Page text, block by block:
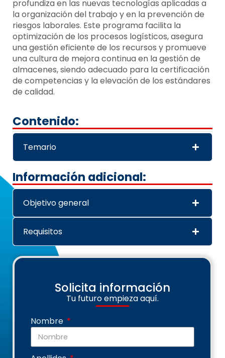
profundiza en las nuevas tecnologías aplicadas a
la organización del trabajo y en la prevención de
riesgos laborales. Este programa facilita la
optimización de los procesos logísticos, asegura
una gestión eficiente de los recursos y promueve
una cultura de mejora continua en la gestión de
almacenes, siendo adecuado para la certificación
de competencias y la elevación de los estándares
de calidad.
Contenido:
Temario
Información adicional:
Objetivo general
Requisitos
Solicita información
Tu futuro empieza aquí.
Nombre